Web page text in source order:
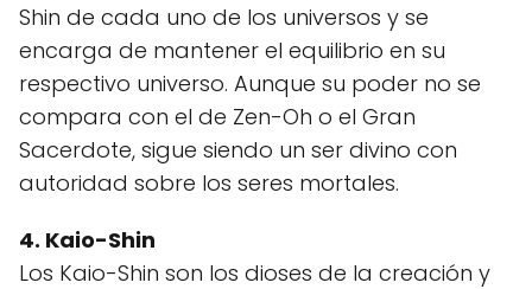
Shin de cada uno de los universos y se
encarga de mantener el equilibrio en su
respectivo universo. Aunque su poder no se
compara con el de Zen-Oh o el Gran
Sacerdote, sigue siendo un ser divino con
autoridad sobre los seres mortales.
4. Kaio-Shin
Los Kaio-Shin son los dioses de la creación y